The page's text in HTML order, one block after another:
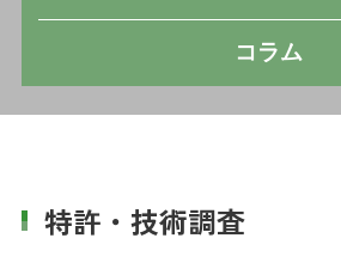
コラム
特許・技術調査